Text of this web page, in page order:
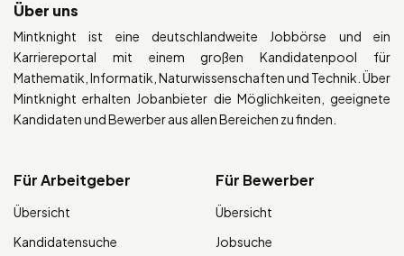
Über uns
Mintknight ist eine deutschlandweite Jobbörse und ein
Karriereportal mit einem großen Kandidatenpool für
Mathematik, Informatik, Naturwissenschaften und Technik. Über
Mintknight erhalten Jobanbieter die Möglichkeiten, geeignete
Kandidaten und Bewerber aus allen Bereichen zu finden.
Für Arbeitgeber
Übersicht
Kandidatensuche
Für Bewerber
Übersicht
Jobsuche